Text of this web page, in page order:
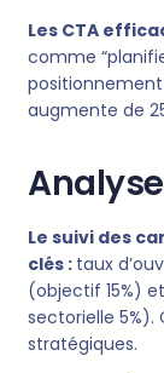
Les CTA
comme
augmente de
Le suivi des
clés : taux
(objectif 15%)
sectorielle
stratégiques.